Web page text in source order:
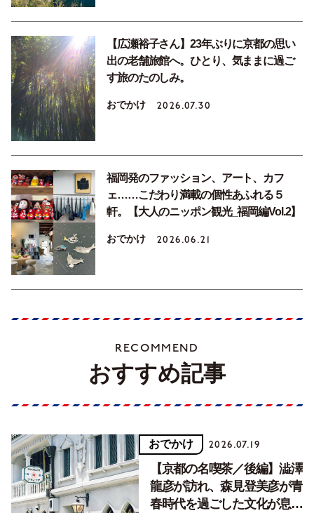
【広瀬裕子さん】23年ぶりに京都の思い
出の老舗旅館へ。ひとり、気ままに過ご
す旅のたのしみ。
おでかけ 2026.07.30
福岡発のファッション、アート、カフ
ェ……こだわり満載の個性あふれる５
軒。【大人のニッポン観光_福岡編Vol.2】
おでかけ 2026.06.21
RECOMMEND
おすすめ記事
おでかけ 2026.07.19
【京都の名喫茶／後編】澁澤
龍彦が訪れ、森見登美彦が青
春時代を過ごした文化が息づ